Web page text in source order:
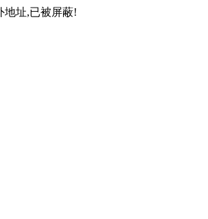
地址,已被屏蔽!